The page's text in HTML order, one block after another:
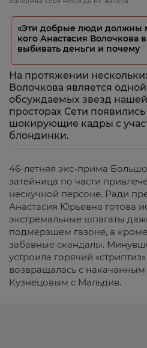
«Эти добрые люди должны
кого Анастасия Волочкова
выбивать деньги и почему
На протяжении
Волочкова является
обсуждаемых звезд
просторах Сети
шокирующие кадры с
блондинки.
46-летняя экс-прима
затейница по части
нескучной персоне. Ради
Анастасия Юрьевна готова
экстремальные шпагаты
подмерзшем газоне, а кроме
забавные скандалы.
устроила горячий
возвращалась с
Кузнецовым с Мальдив.